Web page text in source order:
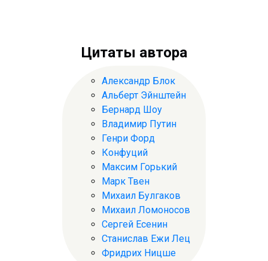
Цитаты автора
Александр Блок
Альберт Эйнштейн
Бернард Шоу
Владимир Путин
Генри Форд
Конфуций
Максим Горький
Марк Твен
Михаил Булгаков
Михаил Ломоносов
Сергей Есенин
Станислав Ежи Лец
Фридрих Ницше